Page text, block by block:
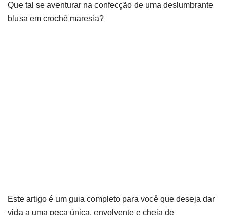
Que tal se aventurar na confecção de uma deslumbrante
blusa em crochê maresia?
Este artigo é um guia completo para você que deseja dar
vida a uma peça única, envolvente e cheia de